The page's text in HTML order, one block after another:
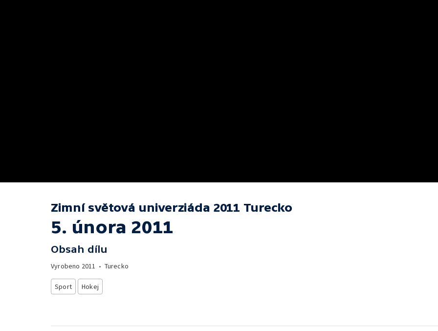
Zimní světová univerziáda 2011 Turecko
5. února 2011
Obsah dílu
Vyrobeno 2011 • Turecko
Sport Hokej